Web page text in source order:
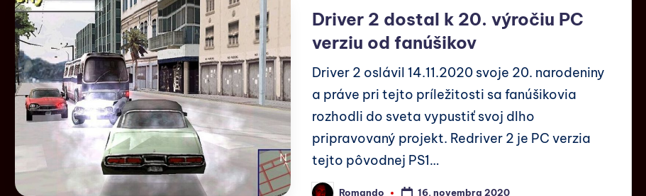
Driver 2 dostal k 20. výročiu PC
verziu od fanúšikov
Driver 2 oslávil 14.11.2020 svoje 20. narodeniny
a práve pri tejto príležitosti sa fanúšikovia
rozhodli do sveta vypustiť svoj dlho
pripravovaný projekt. Redriver 2 je PC verzia
tejto pôvodnej PS1…
Romando 16. novembra 2020